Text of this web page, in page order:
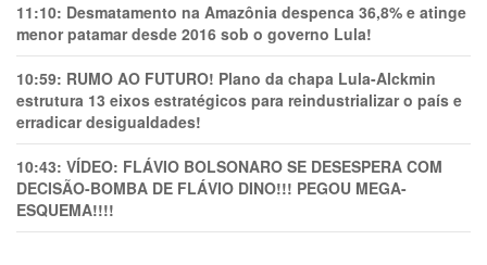
11:10: Desmatamento na Amazônia despenca 36,8% e atinge
menor patamar desde 2016 sob o governo Lula!
10:59: RUMO AO FUTURO! Plano da chapa Lula-Alckmin
estrutura 13 eixos estratégicos para reindustrializar o país e
erradicar desigualdades!
10:43: VÍDEO: FLÁVIO BOLSONARO SE DESESPERA COM
DECISÃO-BOMBA DE FLÁVIO DINO!!! PEGOU MEGA-
ESQUEMA!!!!